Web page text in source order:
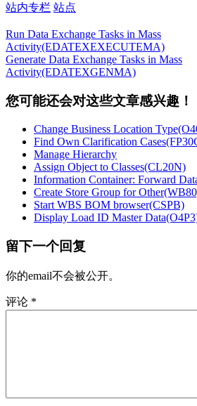
站内专栏 站点
Run Data Exchange Tasks in Mass
Activity(EDATEXEXECUTEMA)
Generate Data Exchange Tasks in Mass
Activity(EDATEXGENMA)
您可能还会对这些文章感兴趣！
Change Business Location
Find Own Clarification
Manage Hierarchy
Assign Object to Classes(CL20N)
Information Container: Forward
Create Store Group for
Start WBS BOM browser(CSPB)
Display Load ID Master
留下一个回复
你的email不会被公开。
评论 *